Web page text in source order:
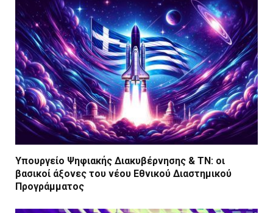
Υπουργείο Ψηφιακής Διακυβέρνησης & ΤΝ: οι
βασικοί άξονες του νέου Εθνικού Διαστημικού
Προγράμματος